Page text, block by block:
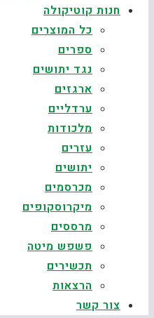
חנות קוטיקולה
כל המוצרים
ספרים
נגד יתושים
ארגזים
ערדליים
מלכודות
עזרים
יתושים
מכרסמים
מיקרוסקופים
מרססים
פשפש מיטה
תכשירים
הרצאות
צור קשר